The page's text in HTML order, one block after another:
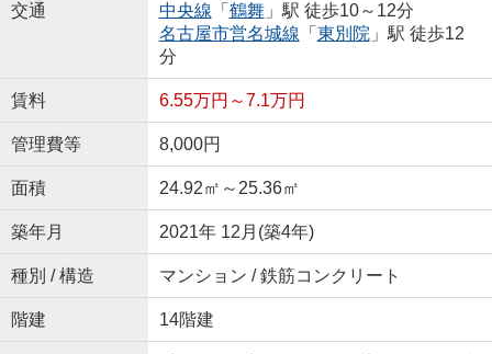
交通
中央線 「 鶴舞」駅 徒歩10～12分
名古屋市営名城線 「 東別院」駅 徒歩12
分
賃料 6.55万円～7.1万円
管理費等 8,000円
面積 24.92㎡～25.36㎡
築年月 2021年 12月(築4年)
種別 / 構造 マンション / 鉄筋コンクリート
階建 14階建